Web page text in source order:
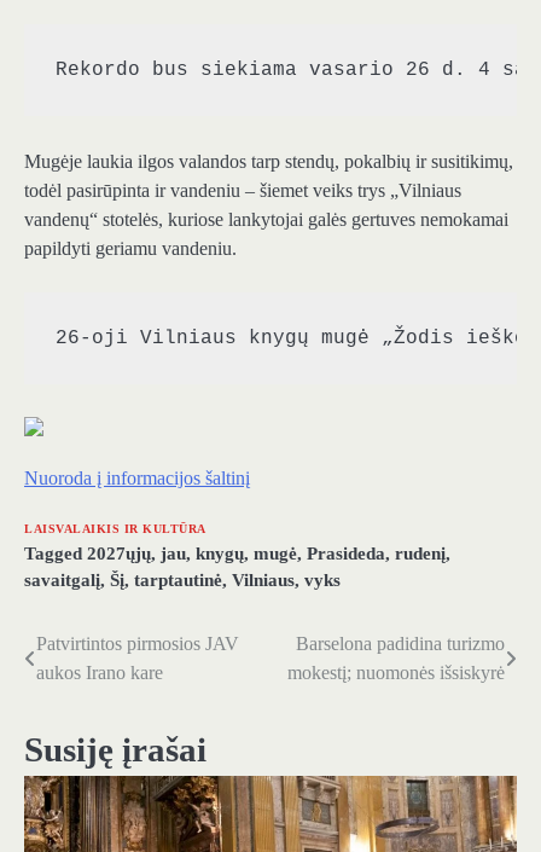
Rekordo bus siekiama vasario 26 d. 4
Mugėje laukia ilgos valandos tarp stendų, pokalbių ir susitikimų,
todėl pasirūpinta ir vandeniu – šiemet veiks trys „Vilniaus
vandenų“ stotelės, kuriose lankytojai galės gertuves nemokamai
papildyti geriamu vandeniu.
26-oji Vilniaus knygų mugė „Žodis
Nuoroda į informacijos šaltinį
LAISVALAIKIS IR KULTŪRA
Tagged 2027ųjų, jau, knygų, mugė, Prasideda, rudenį,
savaitgalį, Šį, tarptautinė, Vilniaus, vyks
Navigacija
įrašų
Patvirtintos pirmosios JAV
aukos Irano kare
Barselona padidina turizmo
mokestį; nuomonės išsiskyrė
Susiję įrašai